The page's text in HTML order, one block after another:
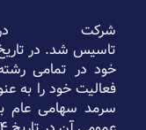
شرکت
خود در تمامی
فعالیت خود را به
سرمد سهامی عام